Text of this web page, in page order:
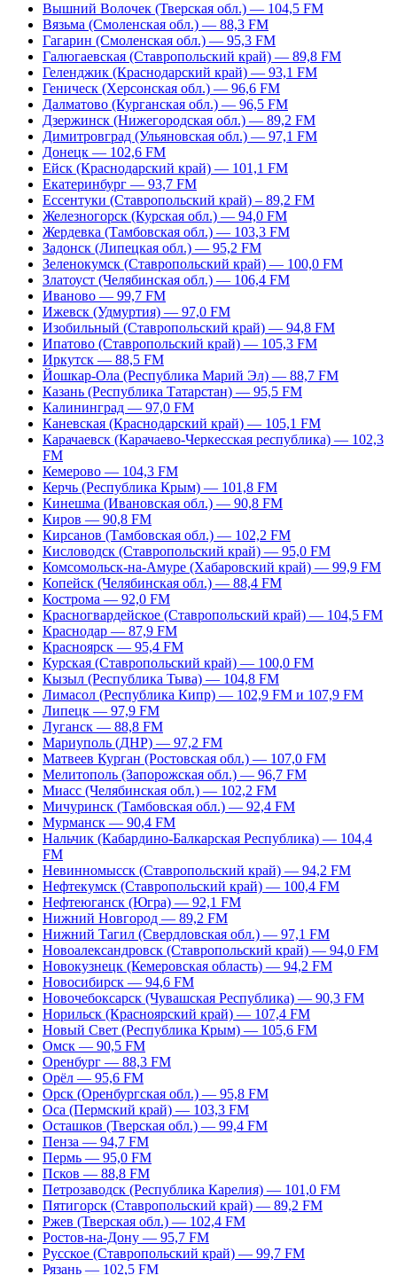
Вышний Волочек (Тверская обл.) — 104,5 FM
Вязьма (Смоленская обл.) — 88,3 FM
Гагарин (Смоленская обл.) — 95,3 FM
Галюгаевская (Ставропольский край) — 89,8 FM
Геленджик (Краснодарский край) — 93,1 FM
Геническ (Херсонская обл.) — 96,6 FM
Далматово (Курганская обл.) — 96,5 FM
Дзержинск (Нижегородская обл.) — 89,2 FM
Димитровград (Ульяновская обл.) — 97,1 FM
Донецк — 102,6 FM
Ейск (Краснодарский край) — 101,1 FM
Екатеринбург — 93,7 FM
Ессентуки (Ставропольский край) – 89,2 FM
Железногорск (Курская обл.) — 94,0 FM
Жердевка (Тамбовская обл.) — 103,3 FM
Задонск (Липецкая обл.) — 95,2 FM
Зеленокумск (Ставропольский край) — 100,0 FM
Златоуст (Челябинская обл.) — 106,4 FM
Иваново — 99,7 FM
Ижевск (Удмуртия) — 97,0 FM
Изобильный (Ставропольский край) — 94,8 FM
Ипатово (Ставропольский край) — 105,3 FM
Иркутск — 88,5 FM
Йошкар-Ола (Республика Марий Эл) — 88,7 FM
Казань (Республика Татарстан) — 95,5 FM
Калининград — 97,0 FM
Каневская (Краснодарский край) — 105,1 FM
Карачаевск (Карачаево-Черкесская республика) — 102,3
FM
Кемерово — 104,3 FM
Керчь (Республика Крым) — 101,8 FM
Кинешма (Ивановская обл.) — 90,8 FM
Киров — 90,8 FM
Кирсанов (Тамбовская обл.) — 102,2 FM
Кисловодск (Ставропольский край) — 95,0 FM
Комсомольск-на-Амуре (Хабаровский край) — 99,9 FM
Копейск (Челябинская обл.) — 88,4 FM
Кострома — 92,0 FM
Красногвардейское (Ставропольский край) — 104,5 FM
Краснодар — 87,9 FM
Красноярск — 95,4 FM
Курская (Ставропольский край) — 100,0 FM
Кызыл (Республика Тыва) — 104,8 FM
Лимасол (Республика Кипр) — 102,9 FM и 107,9 FM
Липецк — 97,9 FM
Луганск — 88,8 FM
Мариуполь (ДНР) — 97,2 FM
Матвеев Курган (Ростовская обл.) — 107,0 FM
Мелитополь (Запорожская обл.) — 96,7 FM
Миасс (Челябинская обл.) — 102,2 FM
Мичуринск (Тамбовская обл.) — 92,4 FM
Мурманск — 90,4 FM
Нальчик (Кабардино-Балкарская Республика) — 104,4
FM
Невинномысск (Ставропольский край) — 94,2 FM
Нефтекумск (Ставропольский край) — 100,4 FM
Нефтеюганск (Югра) — 92,1 FM
Нижний Новгород — 89,2 FM
Нижний Тагил (Свердловская обл.) — 97,1 FM
Новоалександровск (Ставропольский край) — 94,0 FM
Новокузнецк (Кемеровская область) — 94,2 FM
Новосибирск — 94,6 FM
Новочебоксарск (Чувашская Республика) — 90,3 FM
Норильск (Красноярский край) — 107,4 FM
Новый Свет (Республика Крым) — 105,6 FM
Омск — 90,5 FM
Оренбург — 88,3 FM
Орёл — 95,6 FM
Орск (Оренбургская обл.) — 95,8 FM
Оса (Пермский край) — 103,3 FM
Осташков (Тверская обл.) — 99,4 FM
Пенза — 94,7 FM
Пермь — 95,0 FM
Псков — 88,8 FM
Петрозаводск (Республика Карелия) — 101,0 FM
Пятигорск (Ставропольский край) — 89,2 FM
Ржев (Тверская обл.) — 102,4 FM
Ростов-на-Дону — 95,7 FM
Русское (Ставропольский край) — 99,7 FM
Рязань — 102,5 FM